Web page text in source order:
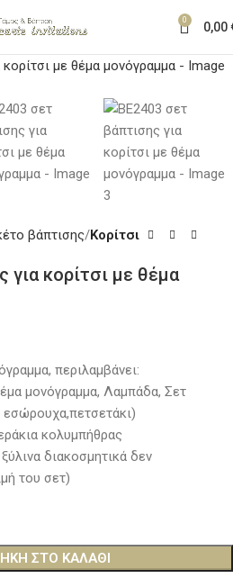
0 0,00
βάπτισης Κορίτσι
για κορίτσι με θέμα
περιλαμβάνει:
μονόγραμμα, Λαμπάδα, Σετ
εσώρουχα,πετσετάκι)
κολυμπήθρας
διακοσμητικά δεν
του σετ)
ΣΤΟ ΚΑΛΆΘΙ